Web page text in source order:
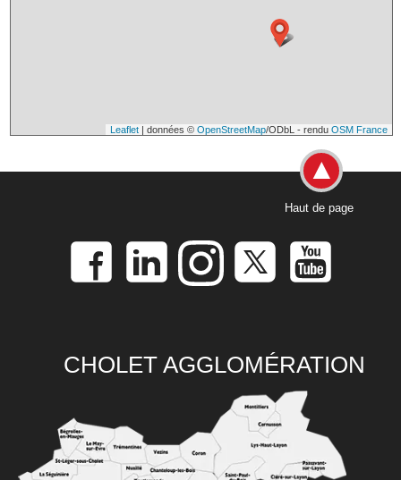
Leaflet| données © OpenStreetMap/ODbL - rendu OSM France
Haut de page
CHOLET AGGLOMÉRATION